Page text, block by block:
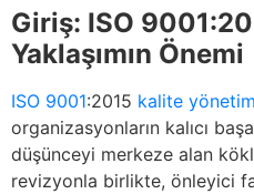
Giriş: ISO
Yaklaşımın Önemi
ISO 9001:2015 kalite
organizasyonların kalıcı
düşünceyi merkeze alan
revizyonla birlikte, önleyici